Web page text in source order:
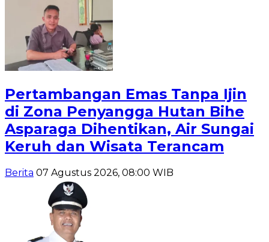
Pertambangan Emas Tanpa Ijin
di Zona Penyangga Hutan Bihe
Asparaga Dihentikan, Air Sungai
Keruh dan Wisata Terancam
Berita 07 Agustus 2026, 08:00 WIB